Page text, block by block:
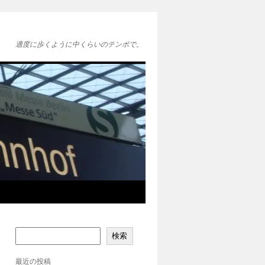
適度に歩くように中くらいのテンポで。
検索
最近の投稿